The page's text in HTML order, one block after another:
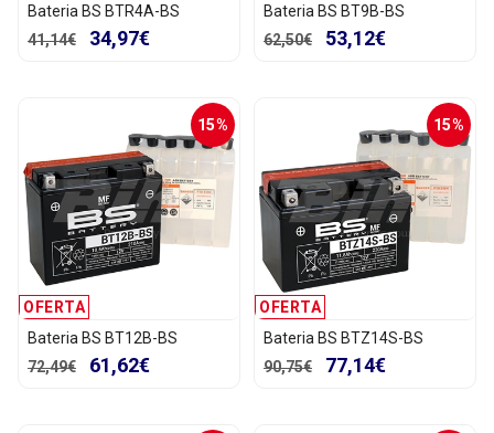
Bateria BS BTR4A-BS
41,14€
34,97€
Bateria BS BT9B-BS
62,50€
53,12€
15%
OFERTA
Bateria BS BT12B-BS
72,49€
61,62€
15%
OFERTA
Bateria BS BTZ14S-BS
90,75€
77,14€